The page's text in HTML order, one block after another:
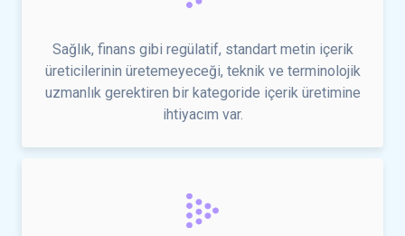
Sağlık, finans gibi regülatif, standart metin içerik
üreticilerinin üretemeyeceği, teknik ve terminolojik
uzmanlık gerektiren bir kategoride içerik üretimine
ihtiyacım var.